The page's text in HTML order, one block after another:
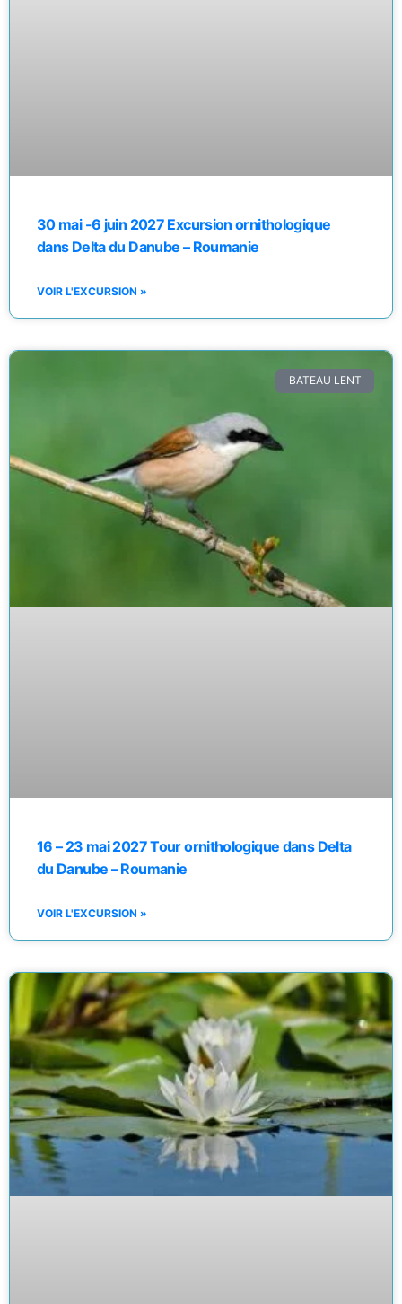
30 mai -6 juin 2027 Excursion ornithologique
dans Delta du Danube – Roumanie
VOIR L'EXCURSION »
BATEAU LENT
16 – 23 mai 2027 Tour ornithologique dans Delta
du Danube – Roumanie
VOIR L'EXCURSION »